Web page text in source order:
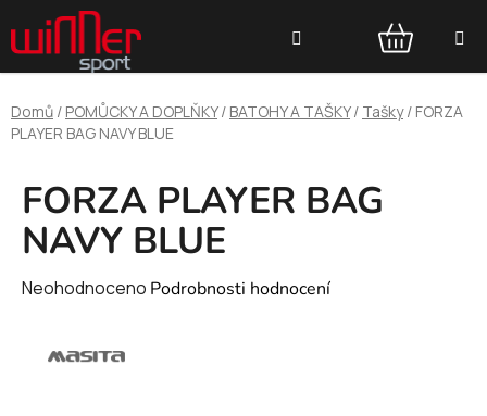
na
obsah
NÁKUPNÍ
KOŠÍK
Domů / POMŮCKY A DOPLŇKY / BATOHY A TAŠKY / Tašky / FORZA
PLAYER BAG NAVY BLUE
FORZA PLAYER BAG
NAVY BLUE
Průměrné
produktu
Neohodnoceno Podrobnosti hodnocení